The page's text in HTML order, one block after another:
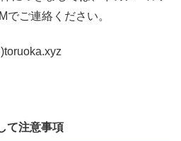
でご連絡ください。
て注意事項